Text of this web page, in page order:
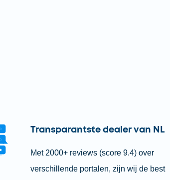
Transparantste dealer van NL
Met 2000+ reviews (score 9.4) over
verschillende portalen, zijn wij de best